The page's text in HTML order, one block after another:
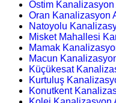
Ostim Kanalizasyon
Oran Kanalizasyon
Natoyolu
Misket Mahallesi
Mamak
Macun
Küçükesat
Kurtuluş
Konutkent